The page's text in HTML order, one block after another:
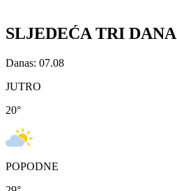
SLJEDEĆA TRI DANA
Danas: 07.08
JUTRO
20°
POPODNE